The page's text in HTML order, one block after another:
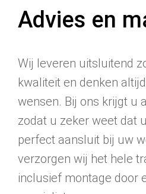
Advies en
Wij leveren uitsluitend
kwaliteit en denken
wensen. Bij ons krijgt u
zodat u zeker weet dat
perfect aansluit bij uw
verzorgen wij het hele
inclusief montage door